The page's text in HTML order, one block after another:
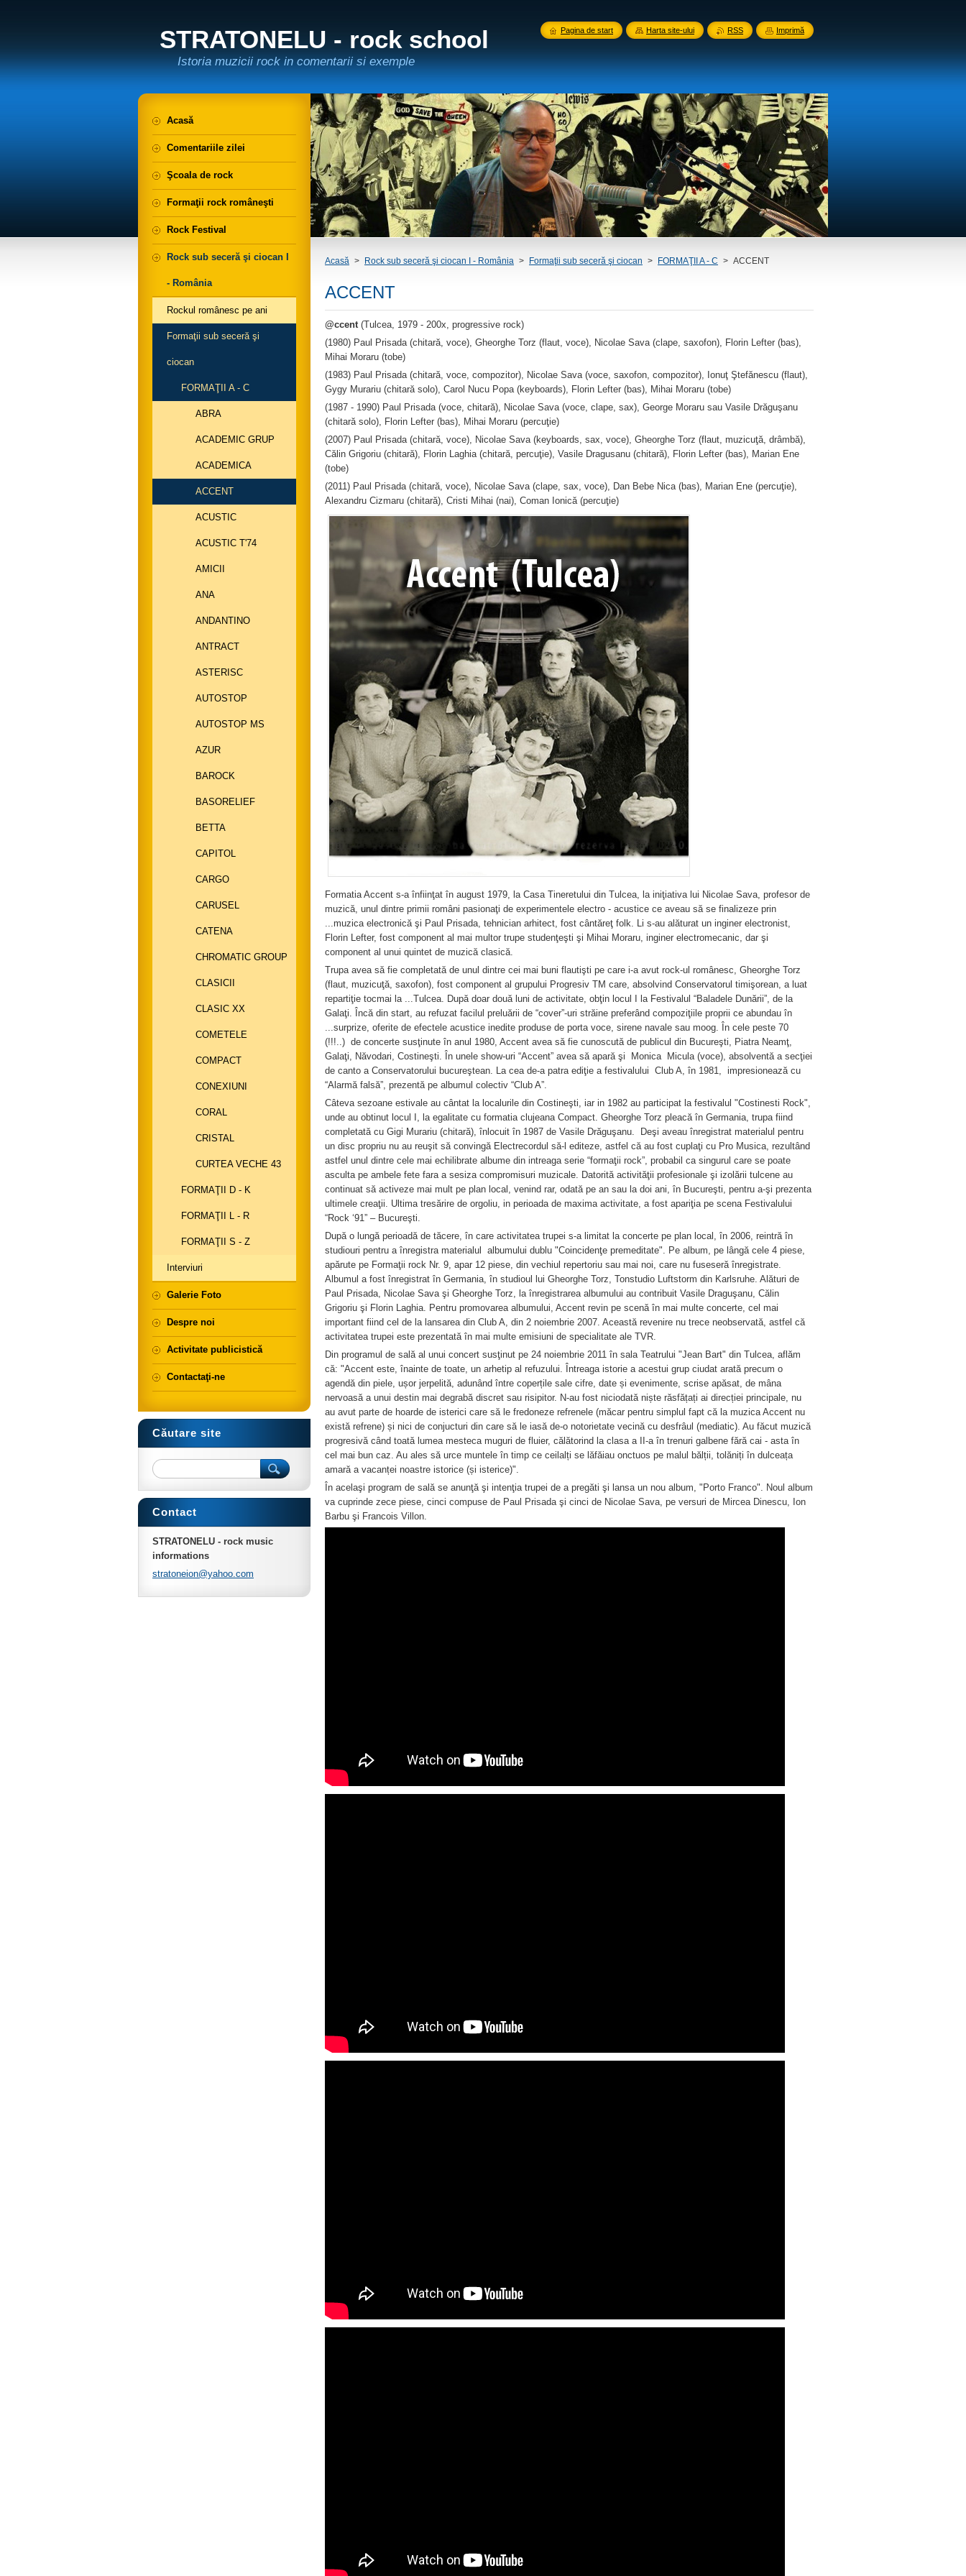
STRATONELU - rock school
Istoria muzicii rock in comentarii si exemple
Acasă > Rock sub seceră şi ciocan I - România > Formaţii sub seceră şi ciocan > FORMAŢII A - C > ACCENT
ACCENT
@ccent (Tulcea, 1979 - 200x, progressive rock)
(1980) Paul Prisada (chitară, voce), Gheorghe Torz (flaut, voce), Nicolae Sava (clape, saxofon), Florin Lefter (bas),
Mihai Moraru (tobe)
(1983) Paul Prisada (chitară, voce, compozitor), Nicolae Sava (voce, saxofon, compozitor), Ionuţ Ştefănescu (flaut),
Gygy Murariu (chitară solo), Carol Nucu Popa (keyboards), Florin Lefter (bas), Mihai Moraru (tobe)
(1987 - 1990) Paul Prisada (voce, chitară), Nicolae Sava (voce, clape, sax), George Moraru sau Vasile Drăguşanu
(chitară solo), Florin Lefter (bas), Mihai Moraru (percuţie)
(2007) Paul Prisada (chitară, voce), Nicolae Sava (keyboards, sax, voce), Gheorghe Torz (flaut, muzicuţă, drâmbă),
Călin Grigoriu (chitară), Florin Laghia (chitară, percuţie), Vasile Dragusanu (chitară), Florin Lefter (bas), Marian Ene
(tobe)
(2011) Paul Prisada (chitară, voce), Nicolae Sava (clape, sax, voce), Dan Bebe Nica (bas), Marian Ene (percuţie),
Alexandru Cizmaru (chitară), Cristi Mihai (nai), Coman Ionică (percuţie)
Formatia Accent s-a înfiinţat în august 1979, la Casa Tineretului din Tulcea, la iniţiativa lui Nicolae Sava, profesor de
muzică, unul dintre primii români pasionaţi de experimentele electro - acustice ce aveau să se finalizeze prin
...muzica electronică şi Paul Prisada, tehnician arhitect, fost cântăreţ folk. Li s-au alăturat un inginer electronist,
Florin Lefter, fost component al mai multor trupe studenţeşti şi Mihai Moraru, inginer electromecanic, dar şi
component al unui quintet de muzică clasică.
Trupa avea să fie completată de unul dintre cei mai buni flautişti pe care i-a avut rock-ul românesc, Gheorghe Torz
(flaut, muzicuţă, saxofon), fost component al grupului Progresiv TM care, absolvind Conservatorul timişorean, a luat
repartiţie tocmai la ...Tulcea. După doar două luni de activitate, obţin locul I la Festivalul “Baladele Dunării”, de la
Galaţi. Încă din start, au refuzat facilul preluării de “cover”-uri străine preferând compoziţiile proprii ce abundau în
...surprize, oferite de efectele acustice inedite produse de porta voce, sirene navale sau moog. În cele peste 70
(!!!..) de concerte susţinute în anul 1980, Accent avea să fie cunoscută de publicul din Bucureşti, Piatra Neamţ,
Galaţi, Năvodari, Costineşti. În unele show-uri “Accent” avea să apară şi Monica Micula (voce), absolventă a secţiei
de canto a Conservatorului bucureştean. La cea de-a patra ediţie a festivalului Club A, în 1981, impresionează cu
“Alarmă falsă”, prezentă pe albumul colectiv “Club A”.
Câteva sezoane estivale au cântat la localurile din Costineşti, iar in 1982 au participat la festivalul "Costinesti Rock",
unde au obtinut locul I, la egalitate cu formatia clujeana Compact. Gheorghe Torz pleacă în Germania, trupa fiind
completată cu Gigi Murariu (chitară), înlocuit în 1987 de Vasile Drăguşanu. Deşi aveau înregistrat materialul pentru
un disc propriu nu au reuşit să convingă Electrecordul să-l editeze, astfel că au fost cuplaţi cu Pro Musica, rezultând
astfel unul dintre cele mai echilibrate albume din intreaga serie “formaţii rock”, probabil ca singurul care se poate
asculta pe ambele fete fara a sesiza compromisuri muzicale. Datorită activităţii profesionale şi izolării tulcene au
continuat să activeze mai mult pe plan local, venind rar, odată pe an sau la doi ani, în Bucureşti, pentru a-şi prezenta
ultimele creaţii. Ultima tresărire de orgoliu, in perioada de maxima activitate, a fost apariţia pe scena Festivalului
“Rock ‘91” – Bucureşti.
După o lungă perioadă de tăcere, în care activitatea trupei s-a limitat la concerte pe plan local, în 2006, reintră în
studiouri pentru a înregistra materialul albumului dublu "Coincidenţe premeditate". Pe album, pe lângă cele 4 piese,
apărute pe Formaţii rock Nr. 9, apar 12 piese, din vechiul repertoriu sau mai noi, care nu fuseseră înregistrate.
Albumul a fost înregistrat în Germania, în studioul lui Gheorghe Torz, Tonstudio Luftstorm din Karlsruhe. Alături de
Paul Prisada, Nicolae Sava şi Gheorghe Torz, la înregistrarea albumului au contribuit Vasile Draguşanu, Călin
Grigoriu şi Florin Laghia. Pentru promovarea albumului, Accent revin pe scenă în mai multe concerte, cel mai
important fiind cel de la lansarea din Club A, din 2 noiembrie 2007. Această revenire nu trece neobservată, astfel că
activitatea trupei este prezentată în mai multe emisiuni de specialitate ale TVR.
Din programul de sală al unui concert susţinut pe 24 noiembrie 2011 în sala Teatrului "Jean Bart" din Tulcea, aflăm
că: "Accent este, înainte de toate, un arhetip al refuzului. Întreaga istorie a acestui grup ciudat arată precum o
agendă din piele, ușor jerpelită, adunând între coperțile sale cifre, date și evenimente, scrise apăsat, de mâna
nervoasă a unui destin mai degrabă discret sau risipitor. N-au fost niciodată niște răsfățați ai direcției principale, nu
au avut parte de hoarde de isterici care să le fredoneze refrenele (măcar pentru simplul fapt că la muzica Accent nu
există refrene) și nici de conjucturi din care să le iasă de-o notorietate vecină cu desfrâul (mediatic). Au făcut muzică
progresivă când toată lumea mesteca muguri de fluier, călătorind la clasa a II-a în trenuri galbene fără cai - asta în
cel mai bun caz. Au ales să urce muntele în timp ce ceilalți se lăfăiau onctuos pe malul bălții, tolăniți în dulceața
amară a vacanței noastre istorice (și isterice)".
În acelaşi program de sală se anunţă şi intenţia trupei de a pregăti şi lansa un nou album, "Porto Franco". Noul album
va cuprinde zece piese, cinci compuse de Paul Prisada şi cinci de Nicolae Sava, pe versuri de Mircea Dinescu, Ion
Barbu şi Francois Villon.
Acasă
Comentariile zilei
Şcoala de rock
Formaţii rock româneşti
Rock Festival
Rock sub seceră şi ciocan I
- România
Rockul românesc pe ani
Formaţii sub seceră şi
ciocan
FORMAŢII A - C
ABRA
ACADEMIC GRUP
ACADEMICA
ACCENT
ACUSTIC
ACUSTIC T'74
AMICII
ANA
ANDANTINO
ANTRACT
ASTERISC
AUTOSTOP
AUTOSTOP MS
AZUR
BAROCK
BASORELIEF
BETTA
CAPITOL
CARGO
CARUSEL
CATENA
CHROMATIC GROUP
CLASICII
CLASIC XX
COMETELE
COMPACT
CONEXIUNI
CORAL
CRISTAL
CURTEA VECHE 43
FORMAŢII D - K
FORMAŢII L - R
FORMAŢII S - Z
Interviuri
Galerie Foto
Despre noi
Activitate publicistică
Contactaţi-ne
Căutare site
Contact
STRATONELU - rock music
informations
stratoneion@yahoo.com
Pagina de start Harta site-ului RSS Imprimă